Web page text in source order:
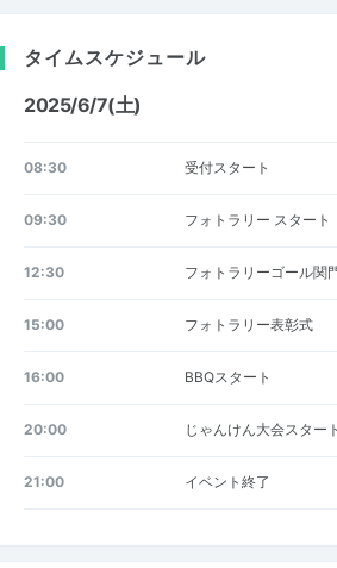
タイムスケジュール
2025/6/7(土)
08:30 受付スタート
09:30 フォトラリー スタート
12:30 フォトラリーゴール関
15:00 フォトラリー表彰式
16:00 BBQスタート
20:00 じゃんけん大会スタート
21:00 イベント終了